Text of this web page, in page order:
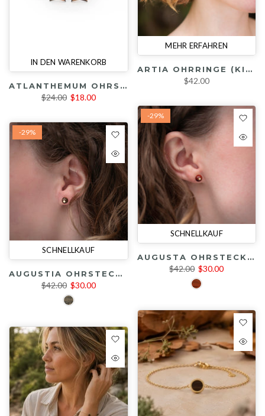
MEHR ERFAHREN
ARTIA OHRRINGE (KIRSCHE / ROT / GRÜN)
$42.00
IN DEN WARENKORB
ATLANTHEMUM OHRSTECKER (KIRSCHE)
$24.00 $18.00
-29%
SCHNELLKAUF
AUGUSTA OHRSTECKER (ROSE / MESSING)
$42.00 $30.00
-29%
SCHNELLKAUF
AUGUSTIA OHRSTECKER (WENGE / MESSING)
$42.00 $30.00